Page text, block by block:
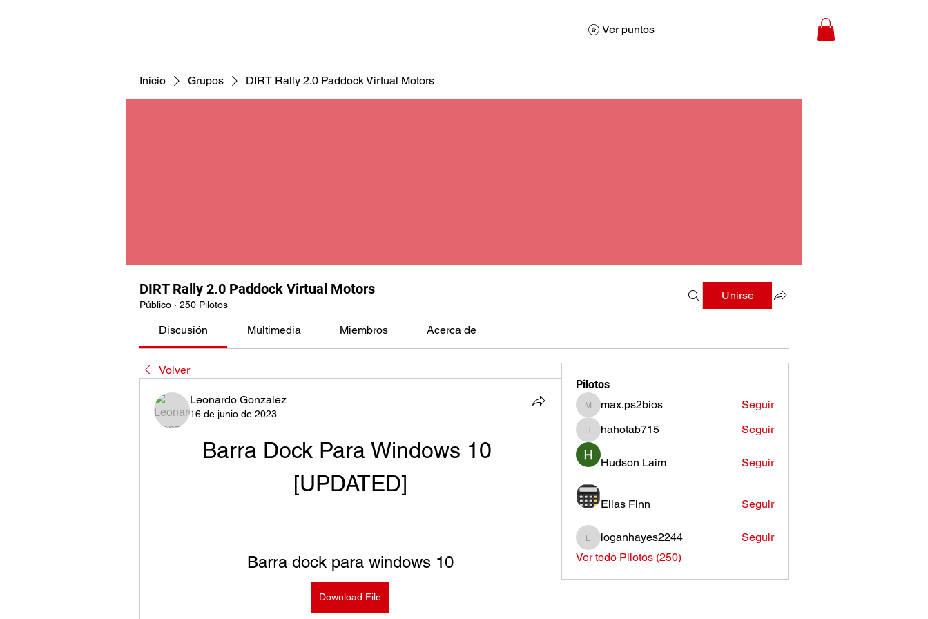
Ver puntos
Inicio Grupos DIRT Rally 2.0 Paddock Virtual Motors
DIRT Rally 2.0 Paddock Virtual Motors
Público · 250 Pilotos
Unirse
Discusión Multimedia Miembros Acerca de
Volver
Leonardo Gonzalez
16 de junio de 2023
Barra Dock Para Windows 10
[UPDATED]
Barra dock para windows 10
Download File
Pilotos
max.ps2bios
max.ps2bios Seguir
hahotab715
hahotab715 Seguir
Hudson Laim Seguir
Elias Finn Seguir
loganhayes2244
loganhayes2244
Seguir
Ver todo Pilotos (250)